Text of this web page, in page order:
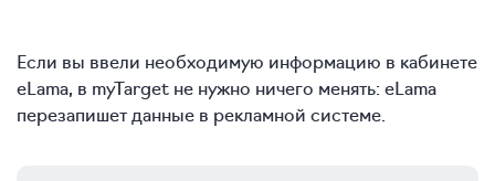
Если вы ввели необходимую информацию в кабинете
eLama, в myTarget не нужно ничего менять: eLama
перезапишет данные в рекламной системе.